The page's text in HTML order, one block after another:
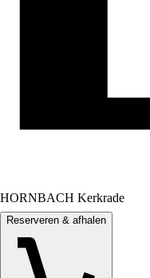
HORNBACH Kerkrade
Reserveren & afhalen